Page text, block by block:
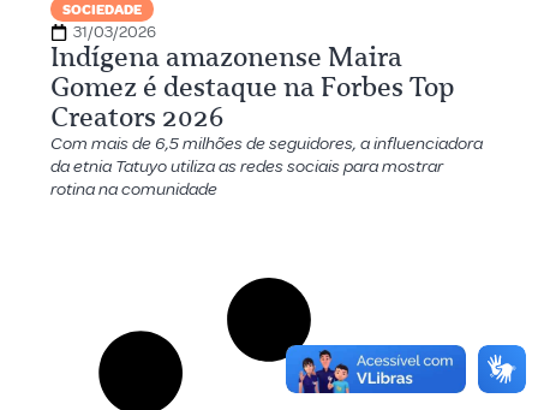
SOCIEDADE
31/03/2026
Indígena amazonense Maira
Gomez é destaque na Forbes Top
Creators 2026
Com mais de 6,5 milhões de seguidores, a influenciadora
da etnia Tatuyo utiliza as redes sociais para mostrar
rotina na comunidade